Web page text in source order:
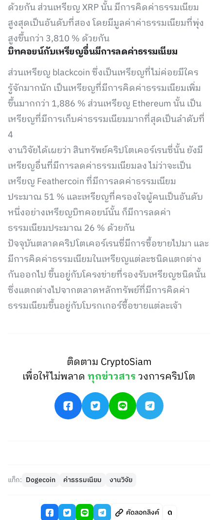
ด้วยกัน ส่วนเหรียญ XRP นั้น มีการคิดค่าธรรมเนียม
สูงสุดเป็นอันดับที่สอง โดยมีมูลค่าค่าธรรมเนียมที่พุ่ง
สูงขึ้นกว่า 3,810 % ด้วยกัน
บิทคอยน์กับเหรียญอื่นมีการลดค่าธรรมเนียม
ส่วนเหรียญ blackcoin ซึ่งเป็นเหรียญที่ไม่ค่อยมีใคร
รู้จักมากนัก เป็นเหรียญที่มีการคิดค่าธรรมเนียมเพิ่ม
ขึ้นมากกว่า 1,886 % ส่วนเหรียญ Ethereum นั้น เป็น
เหรียญที่มีการเก็บค่าธรรมเนียมมากที่สุดเป็นลำดับที่
4
งานวิจัยได้เผยว่า สินทรัพย์คริปโตเคอร์เรนซี่นั้น ยังมี
เหรียญอื่นที่มีการลดค่าธรรมเนียมลง ไม่ว่าจะเป็น
เหรียญ Feathercoin ที่มีการลดค่าธรรมเนียม
ประมาณ 51 % และเหรียญที่ครองใจผู้คนเป็นอันดับ
หนึ่งอย่างเหรียญบิทคอยน์นั้น ก็มีการลดค่า
ธรรมเนียมประมาณ 26 % ด้วยกัน
ปัจจุบันตลาดคริปโตเคอร์เรนซี่มีการซื้อขายไปมา และ
มีการคิดค่าธรรมเนียมในเหรียญแต่ละชนิดแตกต่าง
กันออกไป ขึ้นอยู่กับโครงข่ายที่รองรับเหรียญชนิดนั้น
ซึ่งแตกต่างไปจากตลาดหลักทรัพย์ที่มีการคิดค่า
ธรรมเนียมขึ้นอยู่กับโบรกเกอร์ซื้อขายแต่ละเจ้า
ติดตาม CryptoSiam
เพื่อให้ไม่พลาดทุกข่าวสารวงการคริปโต
แท็ก: Dogecoin ค่าธรรมเนียม งานวิจัย
คัดลอกลิงค์